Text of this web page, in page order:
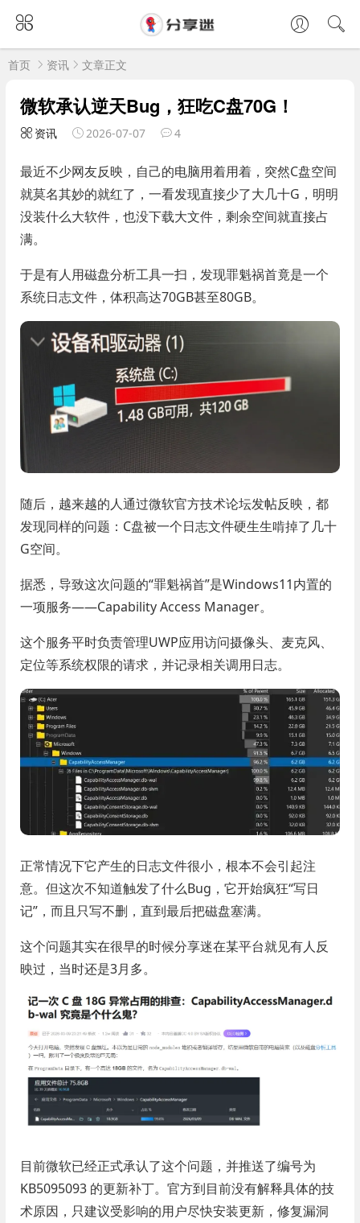
首页 资讯 文章正文
微软承认逆天Bug，狂吃C盘70G！
资讯 2026-07-07 4
最近不少网友反映，自己的电脑用着用着，突然C盘空间
就莫名其妙的就红了，一看发现直接少了大几十G，明明
没装什么大软件，也没下载大文件，剩余空间就直接占
满。
于是有人用磁盘分析工具一扫，发现罪魁祸首竟是一个
系统日志文件，体积高达70GB甚至80GB。
随后，越来越的人通过微软官方技术论坛发帖反映，都
发现同样的问题：C盘被一个日志文件硬生生啃掉了几十
G空间。
据悉，导致这次问题的“罪魁祸首”是Windows11内置的
一项服务——Capability Access Manager。
这个服务平时负责管理UWP应用访问摄像头、麦克风、
定位等系统权限的请求，并记录相关调用日志。
正常情况下它产生的日志文件很小，根本不会引起注
意。但这次不知道触发了什么Bug，它开始疯狂“写日
记”，而且只写不删，直到最后把磁盘塞满。
这个问题其实在很早的时候分享迷在某平台就见有人反
映过，当时还是3月多。
目前微软已经正式承认了这个问题，并推送了编号为
KB5095093 的更新补丁。官方到目前没有解释具体的技
术原因，只建议受影响的用户尽快安装更新，修复漏洞